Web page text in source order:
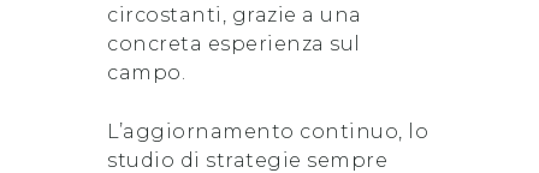
circostanti, grazie a una
concreta esperienza sul
campo.
L’aggiornamento continuo, lo
studio di strategie sempre